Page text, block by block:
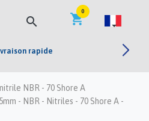
search shopping_cart
0
rapide
NBR - 70 Shore A
- NBR - Nitriles - 70 Shore A -

